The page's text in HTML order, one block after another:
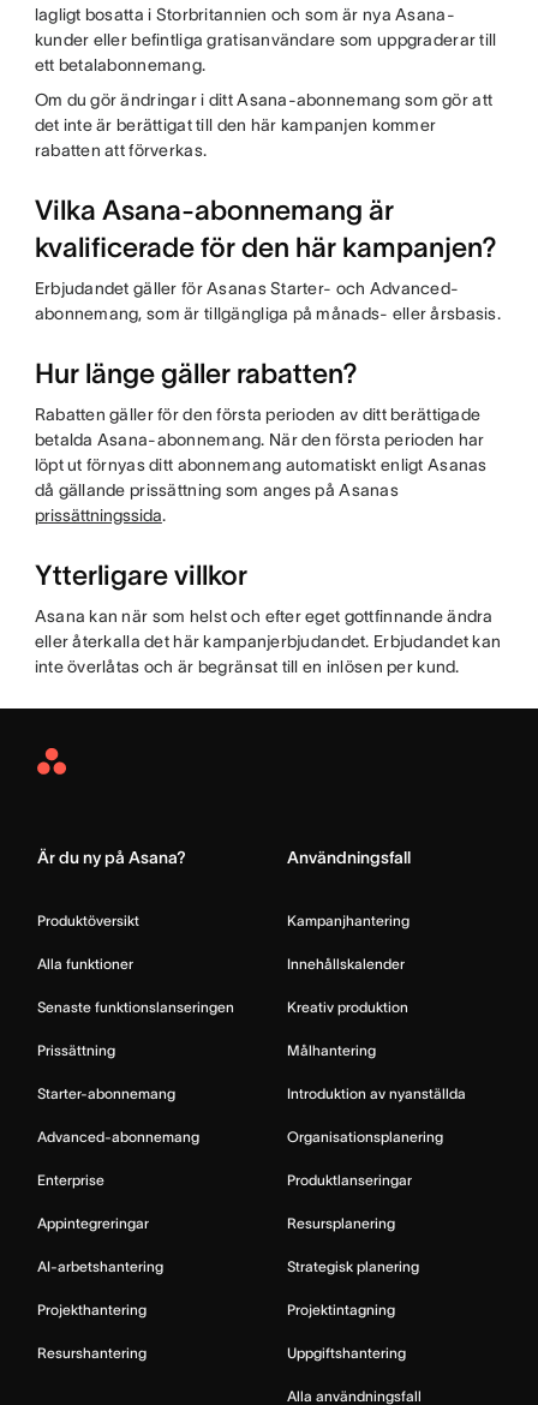
lagligt bosatta i Storbritannien och som är nya Asana-
kunder eller befintliga gratisanvändare som uppgraderar till
ett betalabonnemang.
Om du gör ändringar i ditt Asana-abonnemang som gör att
det inte är berättigat till den här kampanjen kommer
rabatten att förverkas.
Vilka Asana-abonnemang är
kvalificerade för den här kampanjen?
Erbjudandet gäller för Asanas Starter- och Advanced-
abonnemang, som är tillgängliga på månads- eller årsbasis.
Hur länge gäller rabatten?
Rabatten gäller för den första perioden av ditt berättigade
betalda Asana-abonnemang. När den första perioden har
löpt ut förnyas ditt abonnemang automatiskt enligt Asanas
då gällande prissättning som anges på Asanas
prissättningssida.
Ytterligare villkor
Asana kan när som helst och efter eget gottfinnande ändra
eller återkalla det här kampanjerbjudandet. Erbjudandet kan
inte överlåtas och är begränsat till en inlösen per kund.
Asana
Är du ny på Asana?
Produktöversikt
Alla funktioner
Senaste funktionslanseringen
Prissättning
Starter-abonnemang
Advanced-abonnemang
Enterprise
Appintegreringar
AI-arbetshantering
Projekthantering
Resurshantering
Användningsfall
Kampanjhantering
Innehållskalender
Kreativ produktion
Målhantering
Introduktion av nyanställda
Organisationsplanering
Produktlanseringar
Resursplanering
Strategisk planering
Projektintagning
Uppgiftshantering
Alla användningsfall